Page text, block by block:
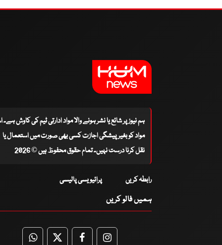
ہم نیوز پر شائع یا نشر ہونے والا مواد ادارتی ٹیم کی کاوش
مواد کو بغیر پیشگی اجازت کسی بھی صورت میں استعمال یا
نقل کرنا درست نہیں۔ تمام حقوق محفوظ ہیں © 2026
رابطہ کریں پرائیویسی پالیسی
ہمیں فالو کریں